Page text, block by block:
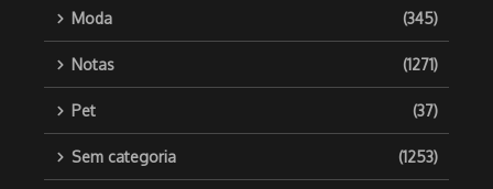
Moda (345)
Notas (1271)
Pet (37)
Sem categoria (1253)